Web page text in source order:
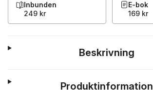
Inbunden
249 kr
E-bok
169 kr
Beskrivning
Produktinformation